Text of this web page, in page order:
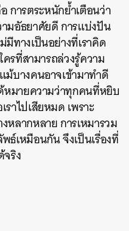
การตระหนักย้ำเตือนว่า
มอัธยาศัยดี การแบ่งปัน
ทางเป็นอย่างที่เราคิด
ครที่สามารถล่วงรู้ความ
บางคนอาจเข้ามาทำดี
หมายความว่าทุกคนที่หยิบ
าไปเสียหมด เพราะ
ลากหลาย การเหมารวม
ธ์เหมือนกัน จึงเป็นเรื่องที่
ริง